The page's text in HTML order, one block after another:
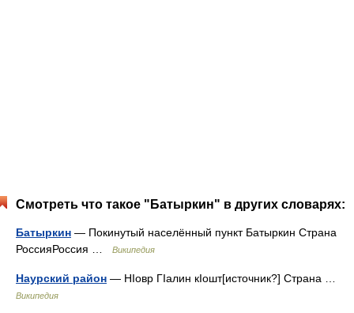
Смотреть что такое "Батыркин" в других словарях:
Батыркин — Покинутый населённый пункт Батыркин Страна
РоссияРоссия …
Википедия
Наурский район — НIовр ГӀалин кIошт[источник?] Страна …
Википедия